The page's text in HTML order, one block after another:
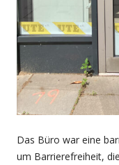
Das Büro war eine
um Barrierefreiheit,